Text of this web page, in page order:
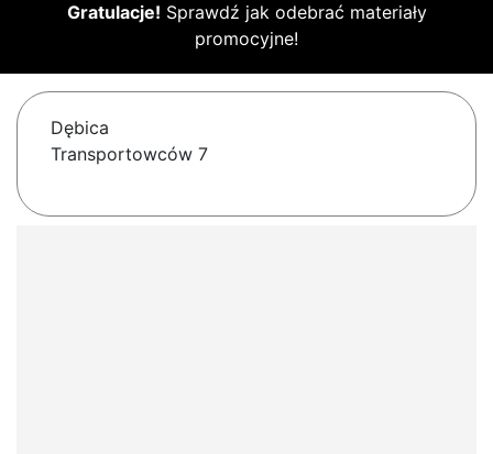
Gratulacje! Sprawdź jak odebrać materiały
promocyjne!
Dębica
Transportowców 7